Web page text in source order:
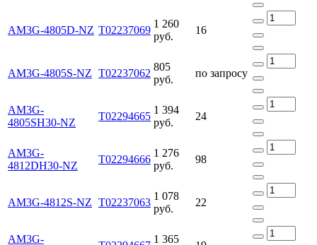
AM3G-4805D-NZ Т02237069
1 260
руб.
16
AM3G-4805S-NZ Т02237062
805
руб.
по запросу
AM3G-
4805SH30-NZ
Т02294665
1 394
руб.
24
AM3G-
4812DH30-NZ
Т02294666
1 276
руб.
98
AM3G-4812S-NZ Т02237063
1 078
руб.
22
AM3G-
1 365